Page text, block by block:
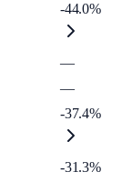
-44.0%
—
—
-37.4%
-31.3%